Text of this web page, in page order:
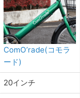
ComO’rade(コモラ
ード)
20インチ